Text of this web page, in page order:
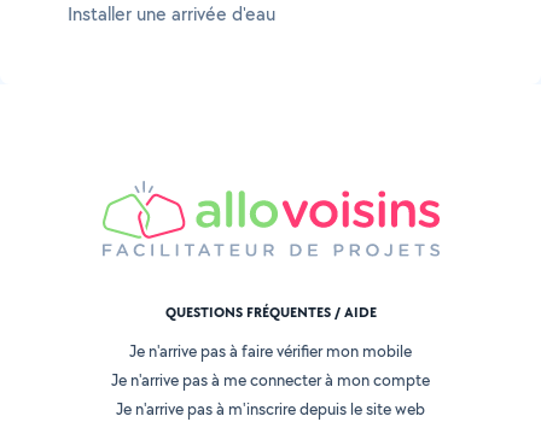
Installer une arrivée d'eau
QUESTIONS FRÉQUENTES / AIDE
Je n'arrive pas à faire vérifier mon mobile
Je n'arrive pas à me connecter à mon compte
Je n'arrive pas à m'inscrire depuis le site web